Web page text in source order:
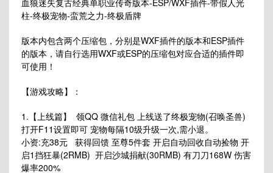
血狼迷失复古经典单职业传奇版本-ESP/WXF插件-带假人光
柱-终极宠物-蛮荒之力-终极盾牌
版本内包含两个压缩包，分别是WXF插件的版本和ESP插件
的版本，请自行选用WXF或ESP的压缩包对应合适的插件即
可使用！
【游戏攻略】：
1.【上线篇】 领QQ 微信礼包 上线送了终极宠物(召唤圣兽)
打开F11设置即可 宠物每隔10级升级一次,需小退。
小资:充38元 获得回馈 至尊5件套 开启自动回收自动捡物 开
启1挡狂暴(2RMB) 开启沙城捐献(30RMB) 有刀刀168W 伤害
爆率200%